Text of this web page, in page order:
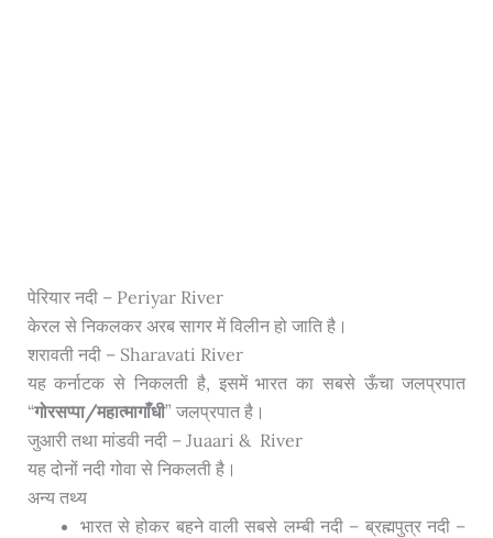
पेरियार नदी – Periyar River
केरल से निकलकर अरब सागर में विलीन हो जाति है।
शरावती नदी – Sharavati River
यह कर्नाटक से निकलती है, इसमें भारत का सबसे ऊँचा जलप्रपात
“गोरसप्पा/महात्मागाँधी” जलप्रपात है।
जुआरी तथा मांडवी नदी – Juaari & River
यह दोनों नदी गोवा से निकलती है।
अन्य तथ्य
भारत से होकर बहने वाली सबसे लम्बी नदी – ब्रह्मपुत्र नदी –